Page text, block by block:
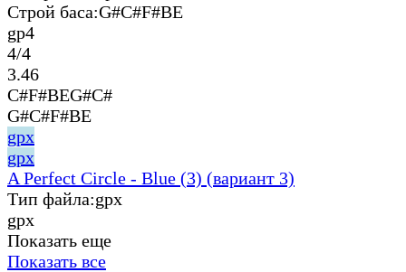
Строй баса:G#C#F#BE
gp4
4/4
3.46
C#F#BEG#C#
G#C#F#BE
gpx
gpx
A Perfect Circle - Blue (3) (вариант 3)
Тип файла:gpx
gpx
Показать еще
Показать все